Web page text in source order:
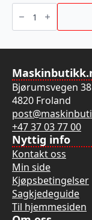
BAJONETTSAGBLAD
200/
10/14TPI
5P
Bjørumsvegen 38
4820 Froland
+47 37 03 77 00
Nyttig info
Kontakt oss
Min side
Kjøpsbetingelser
Sagkjedeguide
Til hjemmesiden